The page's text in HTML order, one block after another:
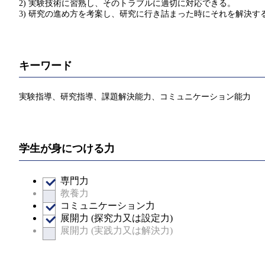
2) 実験技術に習熟し、そのトラブルに適切に対応できる。
3) 研究の進め方を考案し、研究に行き詰まった時にそれを解決す
キーワード
実験指導、研究指導、課題解決能力、コミュニケーション能力
学生が身につける力
専門力
教養力
コミュニケーション力
展開力 (探究力又は設定力)
展開力 (実践力又は解決力)